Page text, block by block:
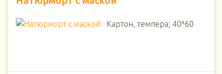
Картон, темпера; 40*60